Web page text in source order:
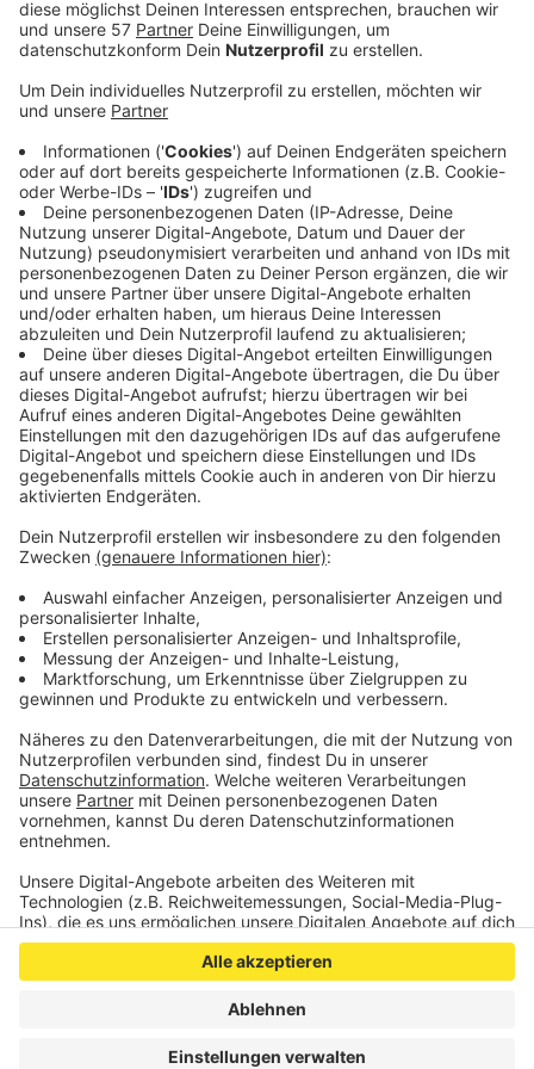
Einen illegalen Tiertransport haben Aachener
Bundespolizisten am Mittwochabend aufgehalten.
In Aachen-Vetschau sind zwei Männer aus Rumänien
gestoppt worden, die in einem geschlossenen
Anhänger 16 Sittiche in zwei Käfigen transportierten.
Damit die Käfige überhaupt unter die Plane das
Anhängers passten, hatten die Männer sie kippen
müssen. Unter der Plane herrschten laut Bundespolizei
schon warme Temperaturen und es gab keine
Vogeltränken mit Wasser.
Die Tiere wären sicher in der noch mindestens 16-
stündigen Fahrt elend eingegangen, vermutet die
Bundespolizei.
Die Beamten haben das Veterinäramt der
Städteregion über den illegalen Tiertransport
sichergestellt und anderweitig pfleglich untergebracht
Das Veterinäramt prüft zurzeit rechtliche
Konsequenzen gegen die Eigentümer.
Anzeige
Anzeige